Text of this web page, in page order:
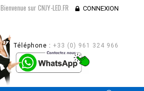
Bienvenue sur CNJY-LED.FR CONNEXION
Téléphone : +33 (0) 961 324 966